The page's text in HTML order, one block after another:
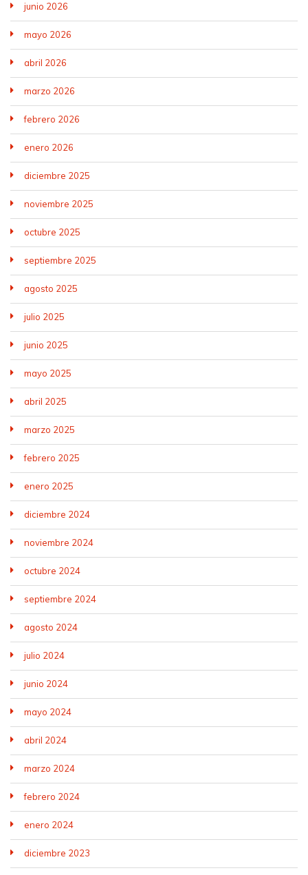
junio 2026
mayo 2026
abril 2026
marzo 2026
febrero 2026
enero 2026
diciembre 2025
noviembre 2025
octubre 2025
septiembre 2025
agosto 2025
julio 2025
junio 2025
mayo 2025
abril 2025
marzo 2025
febrero 2025
enero 2025
diciembre 2024
noviembre 2024
octubre 2024
septiembre 2024
agosto 2024
julio 2024
junio 2024
mayo 2024
abril 2024
marzo 2024
febrero 2024
enero 2024
diciembre 2023